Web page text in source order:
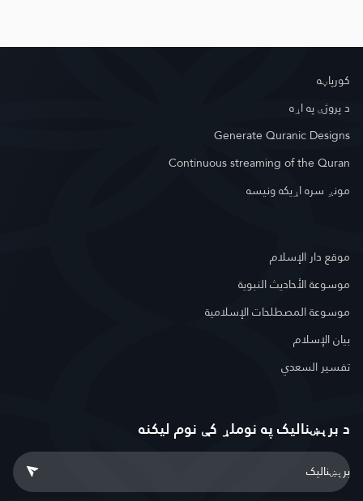
کور‌پاڼه
د پروژې په اړه
Generate Quranic Designs
Continuous streaming of the Quran
مونږ سره اړیکه ونیسه
موقع دار الإسلام
موسوعة الأحاديث النبوية
موسوعة المصطلحات الإسلامية
بيان الإسلام
تفسير السعدي
د برېښنالیک په نوملړ کې نوم لیکنه